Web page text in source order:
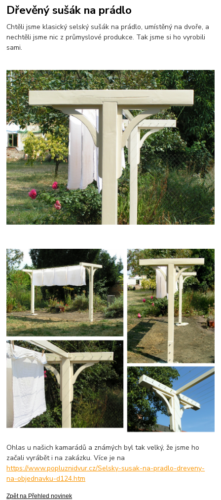
Dřevěný sušák na prádlo
Chtěli jsme klasický selský sušák na prádlo, umístěný na dvoře, a
nechtěli jsme nic z průmyslové produkce. Tak jsme si ho vyrobili
sami.
Ohlas u našich kamarádů a známých byl tak velký, že jsme ho
začali vyrábět i na zakázku. Více je na
https://www.popluznidvur.cz/Selsky-susak-na-pradlo-dreveny-
na-objednavku-d124.htm
Zpět na Přehled novinek